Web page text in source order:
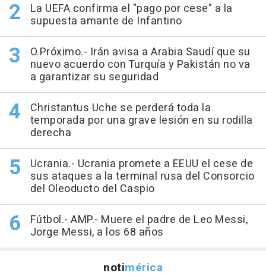
La UEFA confirma el "pago por cese" a la
supuesta amante de Infantino
O.Próximo.- Irán avisa a Arabia Saudí que su
nuevo acuerdo con Turquía y Pakistán no va
a garantizar su seguridad
Christantus Uche se perderá toda la
temporada por una grave lesión en su rodilla
derecha
Ucrania.- Ucrania promete a EEUU el cese de
sus ataques a la terminal rusa del Consorcio
del Oleoducto del Caspio
Fútbol.- AMP.- Muere el padre de Leo Messi,
Jorge Messi, a los 68 años
notimérica